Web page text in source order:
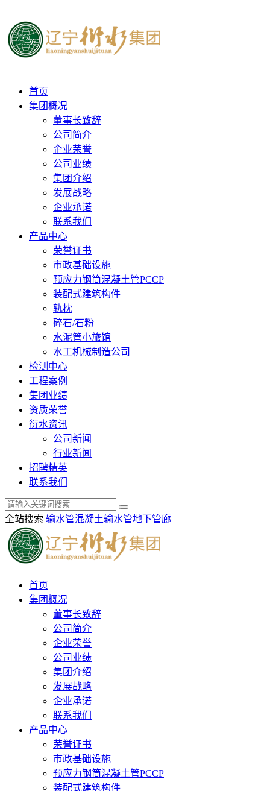
首页
集团概况
董事长致辞
公司简介
企业荣誉
公司业绩
集团介绍
发展战略
企业承诺
联系我们
产品中心
荣誉证书
市政基础设施
预应力钢筒混凝土管PCCP
装配式建筑构件
轨枕
碎石/石粉
水泥管小旅馆
水工机械制造公司
检测中心
工程案例
集团业绩
资质荣誉
衍水资讯
公司新闻
行业新闻
招聘精英
联系我们
全站搜索 输水管混凝土输水管地下管廊
首页
集团概况
董事长致辞
公司简介
企业荣誉
公司业绩
集团介绍
发展战略
企业承诺
联系我们
产品中心
荣誉证书
市政基础设施
预应力钢筒混凝土管PCCP
装配式建筑构件